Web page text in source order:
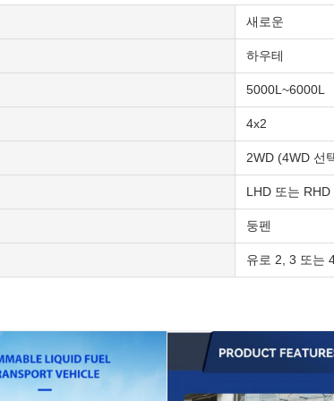
새로운
하우테
5000L~6000L
4x2
2WD (4WD 선
LHD 또는 RHD
둥펜
유로 2, 3 또는